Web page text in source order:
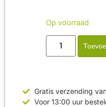
Op voorraad
Gratis verzending
Voor 13:00 uur